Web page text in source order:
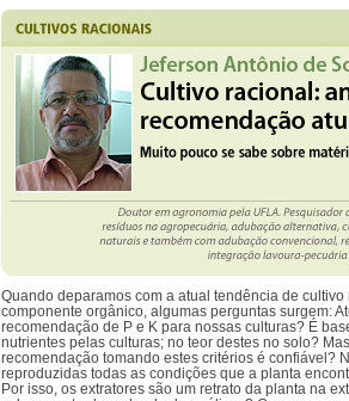
Quando deparamos com a atual tendência de
componente orgânico, algumas perguntas surgem:
recomendação de P e K para nossas culturas? É
nutrientes pelas culturas; no teor destes no solo?
recomendação tomando estes critérios é confiável?
reproduzidas todas as condições que a planta
Por isso, os extratores são um retrato da planta na